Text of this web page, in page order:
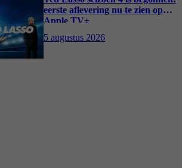
eerste aflevering nu te zien op
Apple TV+
5 augustus 2026